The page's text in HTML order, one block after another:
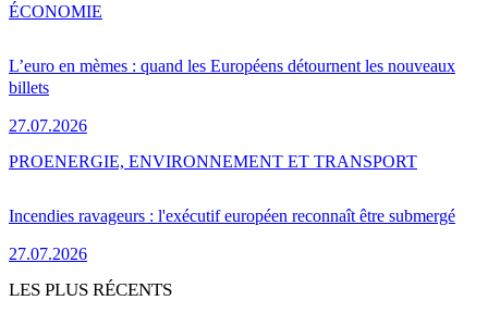
L’euro en mèmes : quand les Européens détournent les nouveaux
billets
27.07.2026
ÉCONOMIE
Incendies ravageurs : l'exécutif européen reconnaît être submergé
27.07.2026
PROENERGIE, ENVIRONNEMENT ET TRANSPORT
LES PLUS RÉCENTS